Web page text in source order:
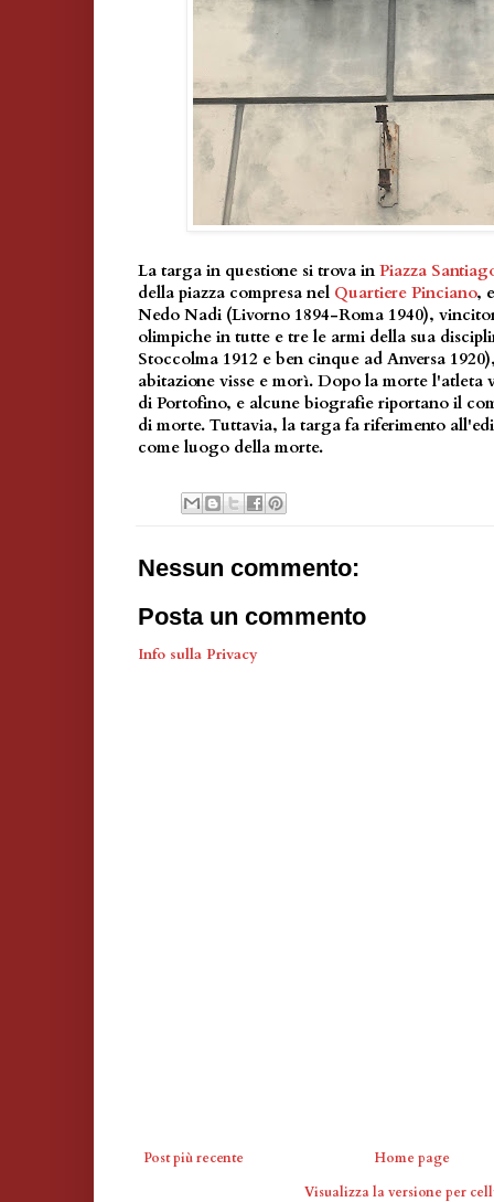
La targa in questione si trova inPiazza
della piazza compresa nel Quartiere Pinciano,
Nedo Nadi (Livorno 1894-Roma 1940),
olimpiche in tutte e tre le armi della sua
Stoccolma 1912 e ben cinque ad Anversa
abitazione visse e morì. Dopo la morte l'atleta
di Portofino, e alcune biografie riportano il
di morte. Tuttavia, la targa fa riferimento
come luogo della morte.
Nessun commento:
Posta un commento
Info sulla Privacy
Post più recente
Home page
Visualizza la versione per